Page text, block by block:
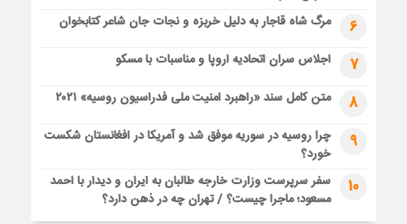
6 مرگ شاه قاجار به دلیل خربزه و نجات جان شاعر کتابخوان
7 اجلاس سران اتحادیه اروپا و مناسبات با مسکو
8 متن کامل سند «راهبرد امنیت ملی فدراسیون روسیه» ۲۰۲۱
9
چرا روسیه در سوریه موفق شد و آمریکا در افغانستان شکست
خورد؟
10
سفر سرپرست وزارت خارجه طالبان به ایران و دیدار با احمد
مسعود؛ ماجرا چیست؟ / تهران چه در ذهن دارد؟